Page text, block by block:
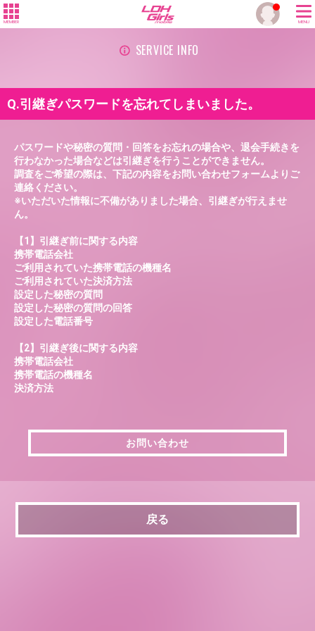
MEMBER MENU
SERVICE INFO
Q.引継ぎパスワードを忘れてしまいました。
パスワードや秘密の質問・回答をお忘れの場合や、退会手続きを
行わなかった場合などは引継ぎを行うことができません。
調査をご希望の際は、下記の内容をお問い合わせフォームよりご
連絡ください。
※いただいた情報に不備がありました場合、引継ぎが行えませ
ん。
【1】引継ぎ前に関する内容
携帯電話会社
ご利用されていた携帯電話の機種名
ご利用されていた決済方法
設定した秘密の質問
設定した秘密の質問の回答
設定した電話番号
【2】引継ぎ後に関する内容
携帯電話会社
携帯電話の機種名
決済方法
お問い合わせ
戻る